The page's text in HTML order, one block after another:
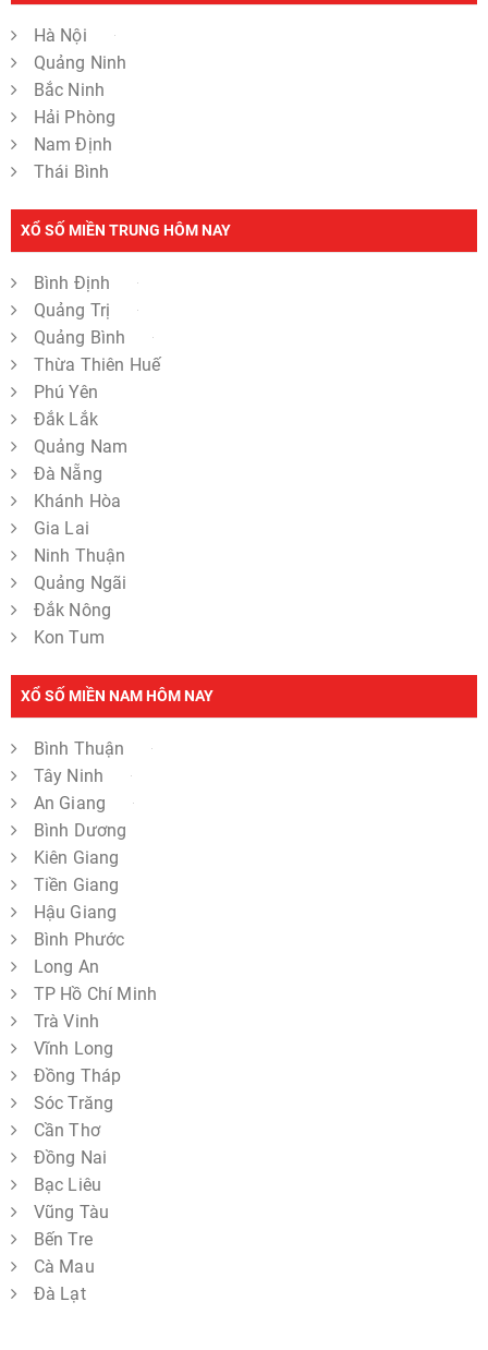
Hà Nội
Quảng Ninh
Bắc Ninh
Hải Phòng
Nam Định
Thái Bình
XỔ SỐ MIỀN TRUNG HÔM NAY
Bình Định
Quảng Trị
Quảng Bình
Thừa Thiên Huế
Phú Yên
Đắk Lắk
Quảng Nam
Đà Nẵng
Khánh Hòa
Gia Lai
Ninh Thuận
Quảng Ngãi
Đắk Nông
Kon Tum
XỔ SỐ MIỀN NAM HÔM NAY
Bình Thuận
Tây Ninh
An Giang
Bình Dương
Kiên Giang
Tiền Giang
Hậu Giang
Bình Phước
Long An
TP Hồ Chí Minh
Trà Vinh
Vĩnh Long
Đồng Tháp
Sóc Trăng
Cần Thơ
Đồng Nai
Bạc Liêu
Vũng Tàu
Bến Tre
Cà Mau
Đà Lạt